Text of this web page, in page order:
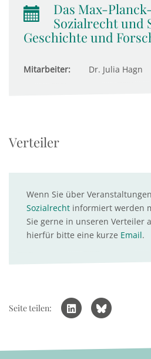
Das Max-
Sozialrecht und
Geschichte und
Mitarbeiter: Dr. Julia Hagn
Verteiler
Wenn Sie über
Sozialrecht informiert werden
Sie gerne in unseren Verteiler
hierfür bitte eine kurze Email.
Seite teilen: